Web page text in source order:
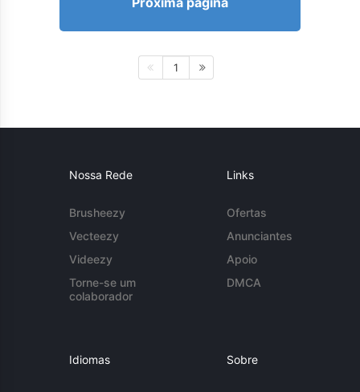
1
Nossa Rede
Brusheezy
Vecteezy
Videezy
Torne-se um
colaborador
Links
Ofertas
Anunciantes
Apoio
DMCA
Idiomas Sobre